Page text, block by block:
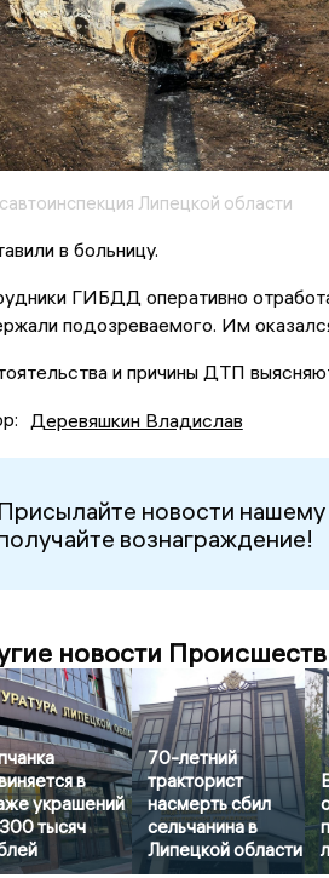
Липецкой области
в больницу.
ГИБДД оперативно
подозреваемого. Им
и причины ДТП
Деревяшкин Владислав
Присылайте новости
вознаграждение!
новости
в
украшений
тысяч
70-летний
тракторист
насмерть сбил
сельчанина в
Липецкой области